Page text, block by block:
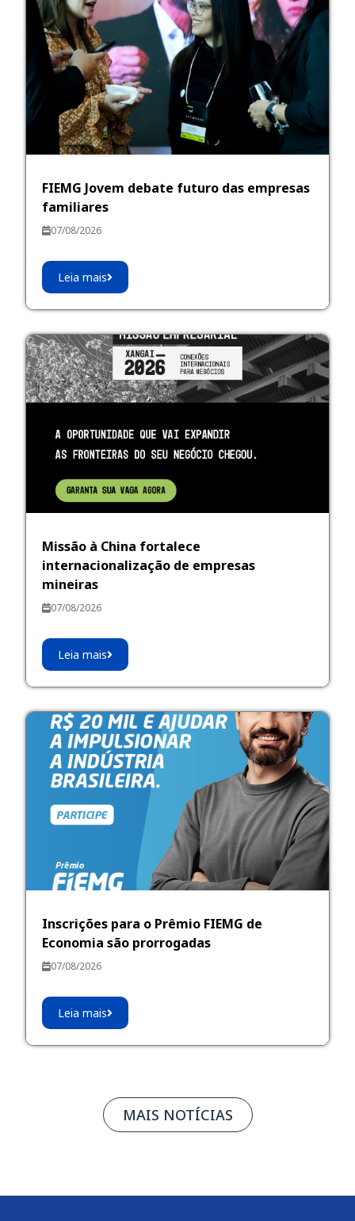
FIEMG Jovem debate futuro das empresas
familiares
07/08/2026
Leia mais
Missão à China fortalece
internacionalização de empresas
mineiras
07/08/2026
Leia mais
Inscrições para o Prêmio FIEMG de
Economia são prorrogadas
07/08/2026
Leia mais
MAIS NOTÍCIAS